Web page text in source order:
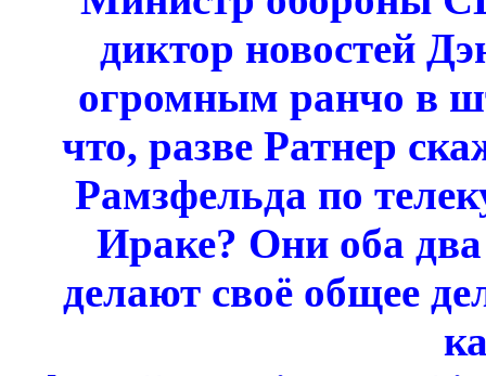
диктор новостей
огромным ранчо в
что, разве Ратнер
Рамзфельда по
Ираке? Они оба
делают своё общее